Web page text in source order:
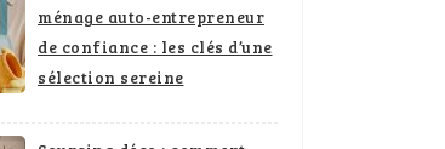
ménage auto-entrepreneur
de confiance : les clés d’une
sélection sereine